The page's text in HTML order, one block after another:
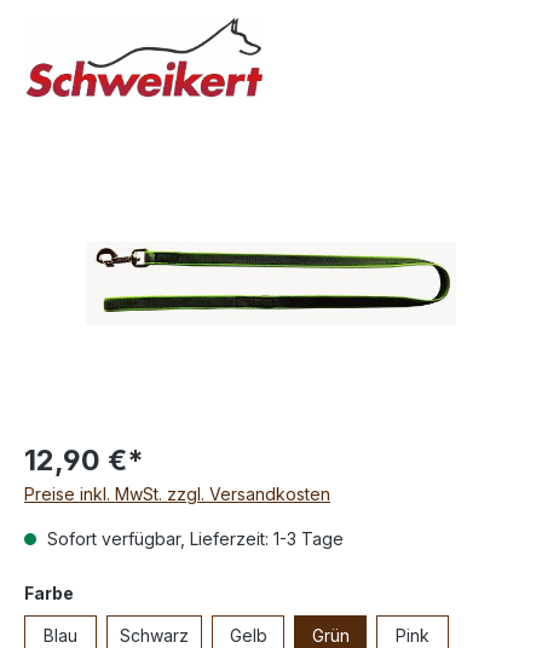
12,90 €*
Preise inkl. MwSt. zzgl. Versandkosten
Sofort verfügbar, Lieferzeit: 1-3 Tage
Farbe
Blau Schwarz Gelb Grün Pink